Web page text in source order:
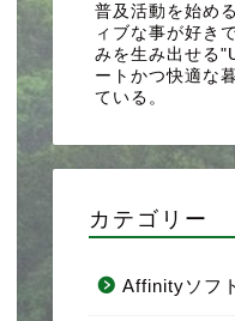
普及活動を始め
ィブな事が好き
みを生み出せる
ートかつ快適な
ている。
カテゴリー
Affinityソフ